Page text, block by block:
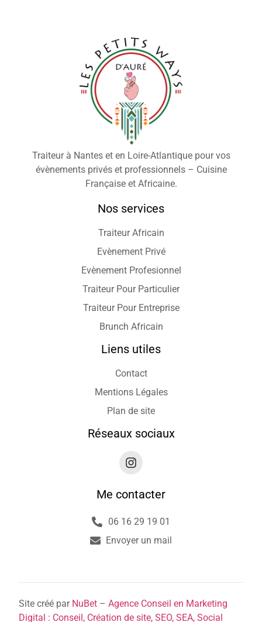
Traiteur à Nantes et en Loire-Atlantique pour vos
évènements privés et professionnels – Cuisine
Française et Africaine.
Nos services
Traiteur Africain
Evènement Privé
Evènement Profesionnel
Traiteur Pour Particulier
Traiteur Pour Entreprise
Brunch Africain
Liens utiles
Contact
Mentions Légales
Plan de site
Réseaux sociaux
Me contacter
06 16 29 19 01
Envoyer un mail
Site créé par NuBet – Agence Conseil en Marketing
Digital : Conseil, Création de site, SEO, SEA, Social